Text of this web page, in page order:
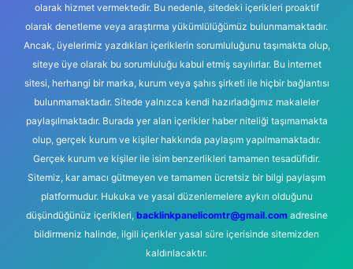
olarak hizmet vermektedir. Bu nedenle, sitedeki içerikleri proaktif
olarak denetleme veya araştırma yükümlülüğümüz bulunmamaktadır.
Ancak, üyelerimiz yazdıkları içeriklerin sorumluluğunu taşımakta olup,
siteye üye olarak bu sorumluluğu kabul etmiş sayılırlar. Bu internet
sitesi, herhangi bir marka, kurum veya şahıs şirketi ile hiçbir bağlantısı
bulunmamaktadır. Sitede yalnızca kendi hazırladığımız makaleler
paylaşılmaktadır. Burada yer alan içerikler haber niteliği taşımamakta
olup, gerçek kurum ve kişiler hakkında paylaşım yapılmamaktadır.
Gerçek kurum ve kişiler ile isim benzerlikleri tamamen tesadüfidir.
Sitemiz, kar amacı gütmeyen ve tamamen ücretsiz bir bilgi paylaşım
platformudur. Hukuka ve yasal düzenlemelere aykırı olduğunu
düşündüğünüz içerikleri, backlinkpanelicomtr@gmail.comadresine
bildirmeniz halinde, ilgili içerikler yasal süre içerisinde sitemizden
kaldırılacaktır.